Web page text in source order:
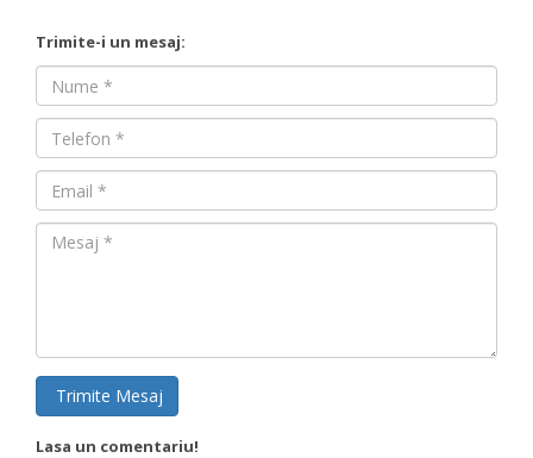
Trimite-i un mesaj:
Nume
Nume
Email
Mesaj
Trimite Mesaj
Lasa un comentariu!